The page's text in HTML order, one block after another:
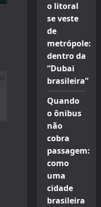
o litoral
se veste
de
metrópole:
dentro da
“Dubai
brasileira”
Quando
o ônibus
não
cobra
passagem:
como
uma
cidade
brasileira